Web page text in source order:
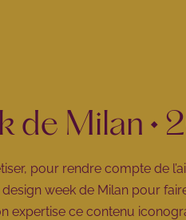
de Milan •
pour rendre compte de
week de Milan pour
expertise ce contenu